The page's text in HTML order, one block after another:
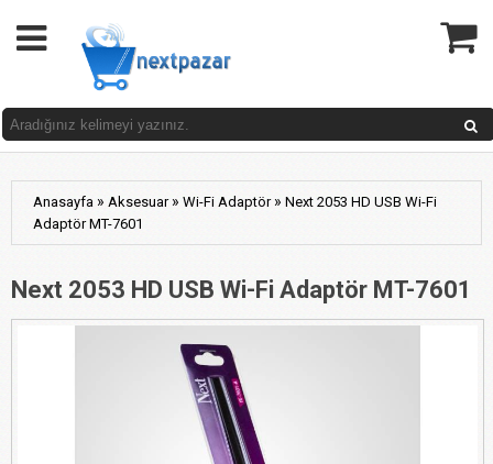
Anasayfa » Aksesuar » Wi-Fi Adaptör » Next 2053 HD USB Wi-Fi
Adaptör MT-7601
Next 2053 HD USB Wi-Fi Adaptör MT-7601